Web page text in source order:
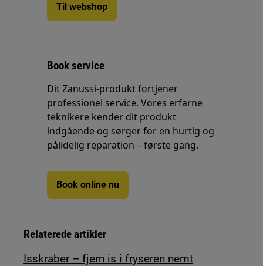
Til webshop
Book service
Dit Zanussi-produkt fortjener
professionel service. Vores erfarne
teknikere kender dit produkt
indgående og sørger for en hurtig og
pålidelig reparation – første gang.
Book online nu
Relaterede artikler
Isskraber – fjern is i fryseren nemt